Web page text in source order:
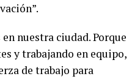
nuestra ciudad. Porque
y trabajando en equipo,
de trabajo para